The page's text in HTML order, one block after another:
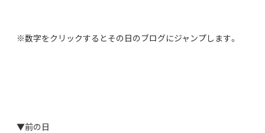
※数字をクリックするとその日のブログにジャンプします。
▼前の日